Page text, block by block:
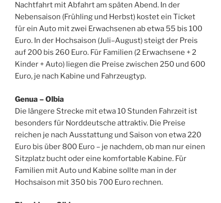
Nachtfahrt mit Abfahrt am späten Abend. In der
Nebensaison (Frühling und Herbst) kostet ein Ticket
für ein Auto mit zwei Erwachsenen ab etwa 55 bis 100
Euro. In der Hochsaison (Juli–August) steigt der Preis
auf 200 bis 260 Euro. Für Familien (2 Erwachsene + 2
Kinder + Auto) liegen die Preise zwischen 250 und 600
Euro, je nach Kabine und Fahrzeugtyp.
Genua – Olbia
Die längere Strecke mit etwa 10 Stunden Fahrzeit ist
besonders für Norddeutsche attraktiv. Die Preise
reichen je nach Ausstattung und Saison von etwa 220
Euro bis über 800 Euro – je nachdem, ob man nur einen
Sitzplatz bucht oder eine komfortable Kabine. Für
Familien mit Auto und Kabine sollte man in der
Hochsaison mit 350 bis 700 Euro rechnen.